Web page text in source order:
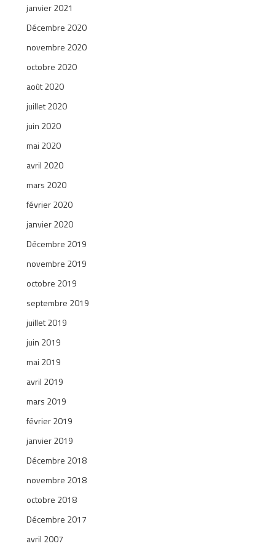
janvier 2021
Décembre 2020
novembre 2020
octobre 2020
août 2020
juillet 2020
juin 2020
mai 2020
avril 2020
mars 2020
février 2020
janvier 2020
Décembre 2019
novembre 2019
octobre 2019
septembre 2019
juillet 2019
juin 2019
mai 2019
avril 2019
mars 2019
février 2019
janvier 2019
Décembre 2018
novembre 2018
octobre 2018
Décembre 2017
avril 2007
Infolettre
Vous souhaitez recevoir des nouvelles de nos
actions et de nos publications? Inscrivez-vous à
notre infolettre!